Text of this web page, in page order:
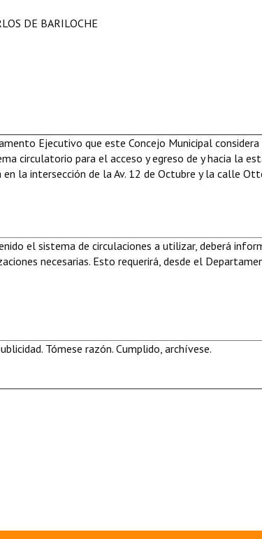
DE BARILOCHE
Ejecutivo que este Concejo Municipal
circulatorio para el acceso y egreso de y hacia la
en la intersección de la Av. 12 de Octubre y la calle
el sistema de circulaciones a utilizar, deberá
necesarias. Esto requerirá, desde el
Tómese razón. Cumplido, archívese.